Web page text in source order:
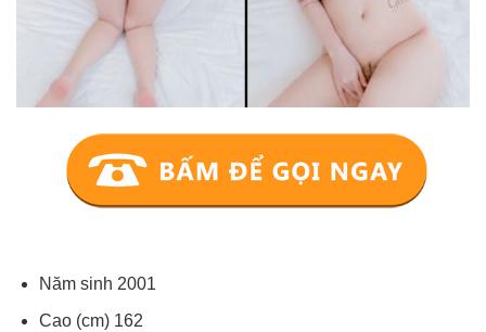
Năm sinh 2001
Cao (cm) 162